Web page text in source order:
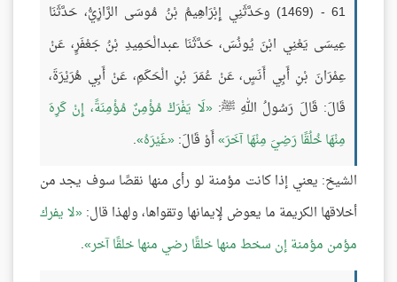
61 - (1469) وحَدَّثَنِي إِبْرَاهِيمُ بْنُ مُوسَى الرَّازِيُّ، حَدَّثَنَا
عِيسَى يَعْنِي ابْنَ يُونُسَ، حَدَّثَنَا عبدالْحَمِيدِ بْنُ جَعْفَرٍ، عَنْ
عِمْرَانَ بْنِ أَبِي أَنَسٍ، عَنْ عُمَرَ بْنِ الْحَكَمِ، عَنْ أَبِي هُرَيْرَةَ،
قَالَ: قَالَ رَسُولُ اللهِ ﷺ: لَا يَفْرَكْ مُؤْمِنٌ مُؤْمِنَةً، إِنْ كَرِهَ
مِنْهَا خُلُقًا رَضِيَ مِنْهَا آخَرَ أَوْ قَالَ: غَيْرَهُ .
الشيخ: يعني إذا كانت مؤمنة لو رأى منها نقصًا سوف يجد من
أخلاقها الكريمة ما يعوض لإيمانها وتقواها، ولهذا قال: لا يفرك
مؤمن مؤمنة إن سخط منها خلقًا رضي منها خلقًا آخر .